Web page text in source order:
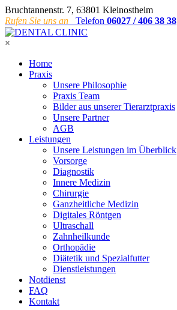
Bruchtannenstr. 7, 63801 Kleinostheim
Rufen Sie uns an
Telefon 06027 / 406 38 38
×
Home
Praxis
Unsere Philosophie
Praxis Team
Bilder aus unserer Tierarztpraxis
Unsere Partner
AGB
Leistungen
Unsere Leistungen im Überblick
Vorsorge
Diagnostik
Innere Medizin
Chirurgie
Ganzheitliche Medizin
Digitales Röntgen
Ultraschall
Zahnheilkunde
Orthopädie
Diätetik und Spezialfutter
Dienstleistungen
Notdienst
FAQ
Kontakt